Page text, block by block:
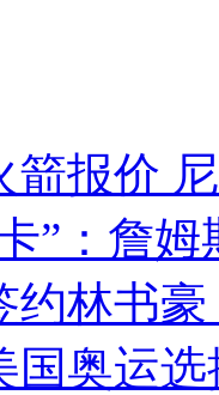
拳打脚踢
箭报价
”：詹姆
约林书
国奥运选